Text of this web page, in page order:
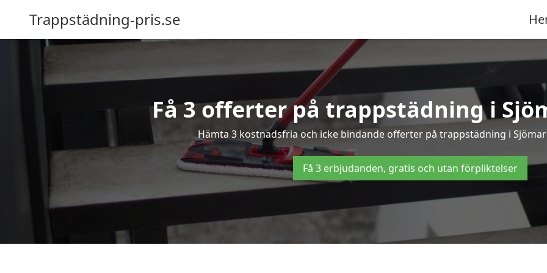
Trappstädning-pris.se
Få 3 offerter på trappstädning i
Hämta 3 kostnadsfria och icke bindande offerter på trappstädning i
Få 3 erbjudanden, gratis och utan förpliktelser